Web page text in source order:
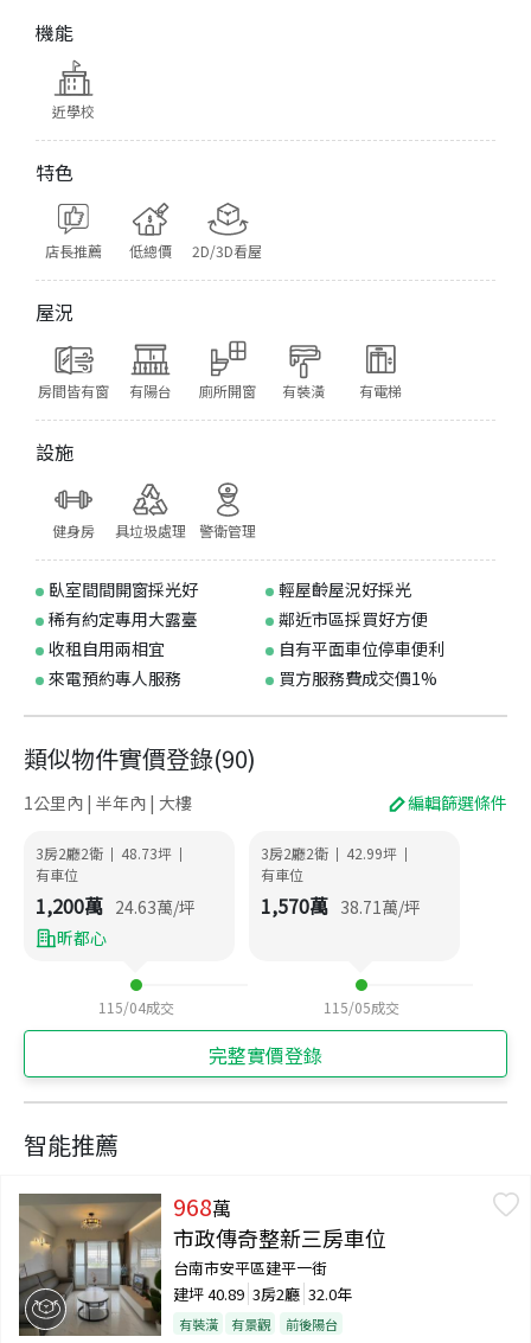
機能
近學校
特色
店長推薦 低總價 2D/3D看屋
屋況
房間皆有窗 有陽台 廁所開窗 有裝潢 有電梯
設施
健身房 具垃圾處理 警衛管理
臥室間間開窗採光好
輕屋齡屋況好採光
稀有約定專用大露臺
鄰近市區採買好方便
收租自用兩相宜
自有平面車位停車便利
來電預約專人服務
買方服務費成交價1%
類似物件實價登錄(90)
1公里內 | 半年內 | 大樓 編輯篩選條件
3房2廳2衛 | 48.73坪 |
有車位
1,200萬 24.63萬/坪
昕都心
115/04成交
3房2廳2衛 | 42.99坪 |
有車位
1,570萬 38.71 萬/坪
115/05成交
完整實價登錄
智能推薦
968萬
市政傳奇整新三房車位
台南市安平區建平一街
建坪40.89 3房2廳 32.0年
有裝潢 有景觀 前後陽台